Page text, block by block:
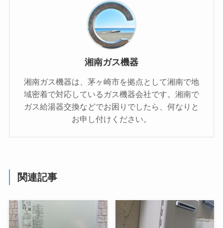
湘南ガス機器
湘南ガス機器は、茅ヶ崎市を拠点として湘南で地
域密着で対応しているガス機器会社です。湘南で
ガス給湯器交換などでお困りでしたら、何なりと
お申し付けください。
関連記事